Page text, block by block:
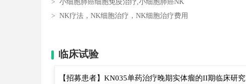
> 小细胞肺癌细胞免疫治疗,小细胞肺癌NK
> NK疗法，NK细胞治疗，NK细胞治疗费用
临床试验
【招募患者】KN035单药治疗晚期实体瘤的II期临床研究